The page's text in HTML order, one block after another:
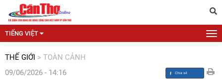
TIẾNG VIỆT
THẾ GIỚI > TOÀN CẢNH
09/06/2026 - 14:16